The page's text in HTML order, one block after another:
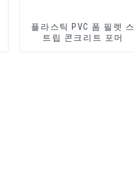
플라스틱 PVC 폼 필렛 스
트립 콘크리트 포머